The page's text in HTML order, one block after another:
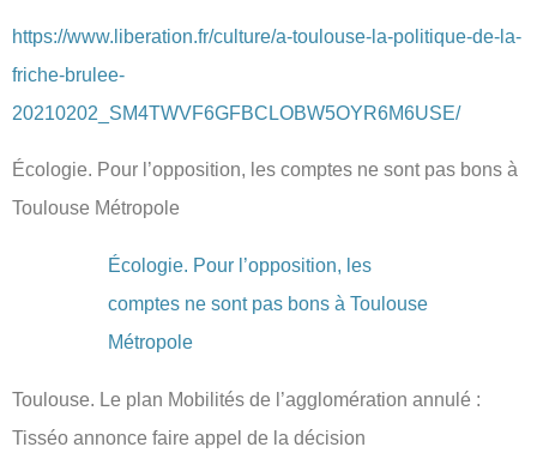
https://www.liberation.fr/culture/a-toulouse-la-politique-de-la-
friche-brulee-
20210202_SM4TWVF6GFBCLOBW5OYR6M6USE/
Écologie. Pour l’opposition, les comptes ne sont pas bons à
Toulouse Métropole
Écologie. Pour l’opposition, les
comptes ne sont pas bons à Toulouse
Métropole
Toulouse. Le plan Mobilités de l’agglomération annulé :
Tisséo annonce faire appel de la décision